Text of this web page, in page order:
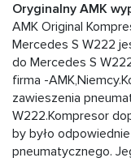
Oryginalny AMK
АМК Original
Mercedes S W222
do Mercedes S
firma -
zawieszenia
W222.Kompresor
by było
pneumatycznego.